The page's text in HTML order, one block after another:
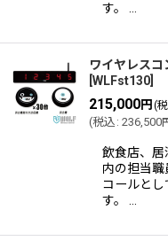
す。 …
ワイヤレスコ
WLFst130
215,000円 (
(税込 : 236,500
飲食店、居
内の担当職
コールと
す。 …